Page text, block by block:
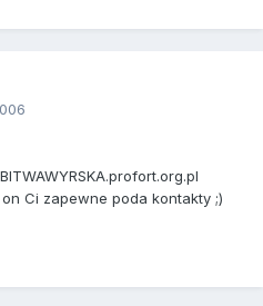
Ci zapewne poda kontakty ;)